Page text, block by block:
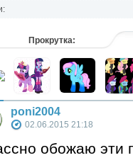
Прокрутка:
poni2004
02.06.2015 21:18
обожаю эти